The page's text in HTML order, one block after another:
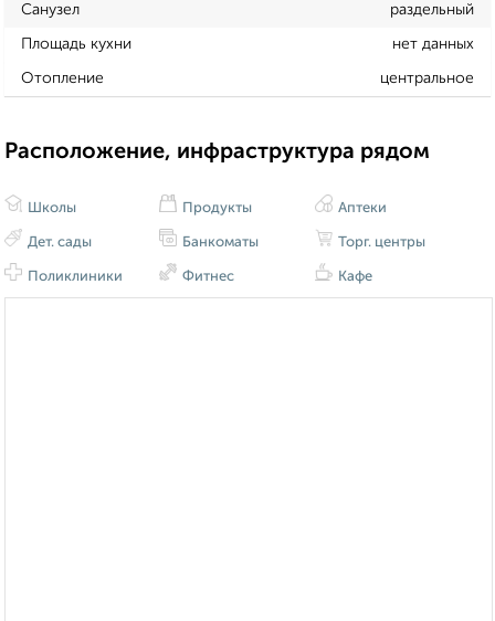
Санузел раздельный
Площадь кухни нет данных
Отопление центральное
Расположение, инфраструктура рядом
Школы
Дет. сады
Поликлиники
Продукты
Банкоматы
Фитнес
Аптеки
Торг. центры
Кафе